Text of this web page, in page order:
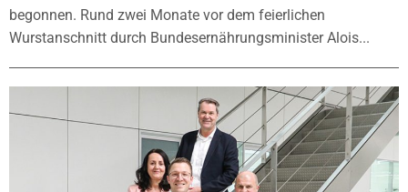
begonnen. Rund zwei Monate vor dem feierlichen
Wurstanschnitt durch Bundesernährungsminister Alois...